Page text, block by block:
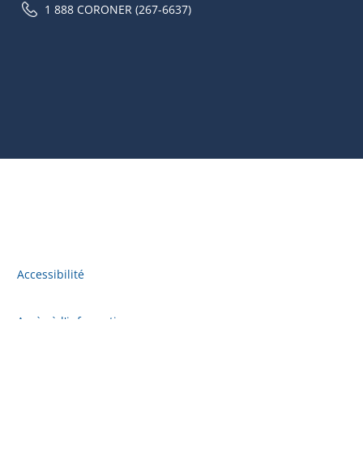
1 888 CORONER (267-6637)
Accessibilité
Accès à l'information